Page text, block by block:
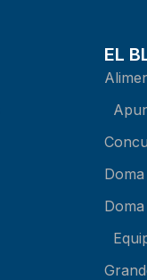
EL